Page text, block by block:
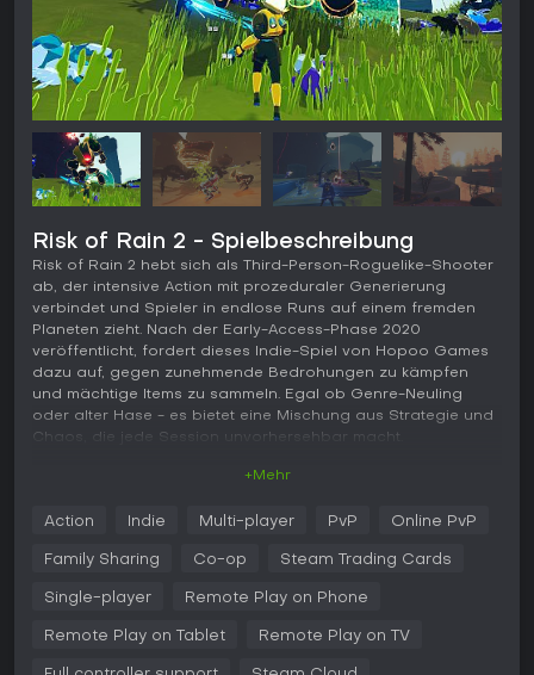
Risk of Rain 2 - Spielbeschreibung
Risk of Rain 2 hebt sich als Third-Person-Roguelike-Shooter
ab, der intensive Action mit prozeduraler Generierung
verbindet und Spieler in endlose Runs auf einem fremden
Planeten zieht. Nach der Early-Access-Phase 2020
veröffentlicht, fordert dieses Indie-Spiel von Hopoo Games
dazu auf, gegen zunehmende Bedrohungen zu kämpfen
und mächtige Items zu sammeln. Egal ob Genre-Neuling
oder alter Hase - es bietet eine Mischung aus Strategie und
Chaos, die jede Session unvorhersehbar macht.
Orte voller Monster und Bosse zu erkunden, während ein
Skalierungssystem die Stärke von dir und den Feinden
gefolgt vom Sammeln von über 110 Items, die sich stapeln
Kämpfe entscheidend wenden können. Mehrere Exemplare
+Mehr
Action Indie Multi-player PvP Online PvP
Family Sharing Co-op Steam Trading Cards
Single-player Remote Play on Phone
Remote Play on Tablet Remote Play on TV